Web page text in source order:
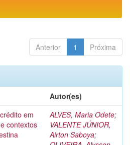
Anterior 1 Próxima
Autor(es)
em
contextos
ALVES, Maria Odete;
VALENTE JÚNIOR,
Airton Saboya;